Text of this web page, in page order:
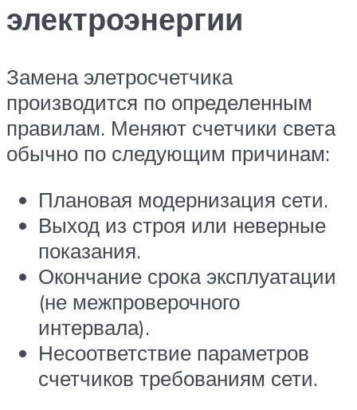
электроэнергии
Замена элетросчетчика
производится по определенным
правилам. Меняют счетчики света
обычно по следующим причинам:
Плановая модернизация сети.
Выход из строя или неверные
показания.
Окончание срока эксплуатации
(не межпроверочного
интервала).
Несоответствие параметров
счетчиков требованиям сети.